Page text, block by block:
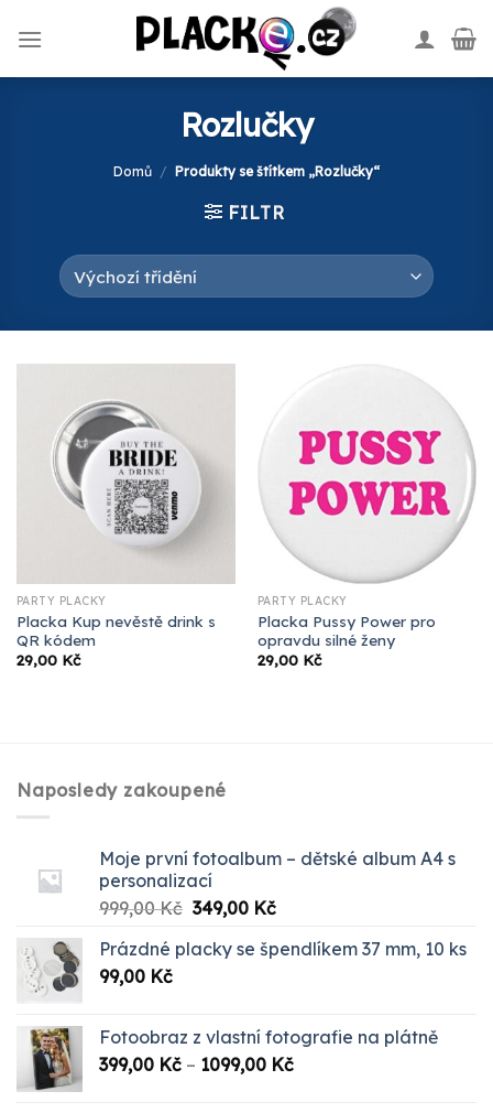
Rozlučky
Domů / Produkty se štítkem „Rozlučky“
FILTR
PÁRTY PLACKY
Placka Kup nevěstě drink s
QR kódem
29,00 Kč
PÁRTY PLACKY
Placka Pussy Power pro
opravdu silné ženy
29,00 Kč
Naposledy zakoupené
Moje první fotoalbum – dětské album A4 s
personalizací
999,00Kč Původní
byla:
349,00 KčAktuální
je:
Prázdné placky se špendlíkem 37 mm, 10 ks
99,00 Kč
Fotoobraz z vlastní fotografie na plátně
399,00 Kč – 1099,00 KčRozpětí